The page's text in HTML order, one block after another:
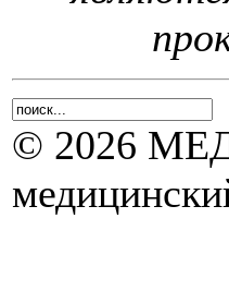
© 2026